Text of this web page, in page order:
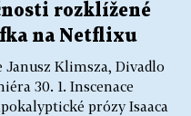
rozklížené
na Netflixu
Janusz Klimsza, Divadlo
30. 1. Inscenace
prózy Isaaca